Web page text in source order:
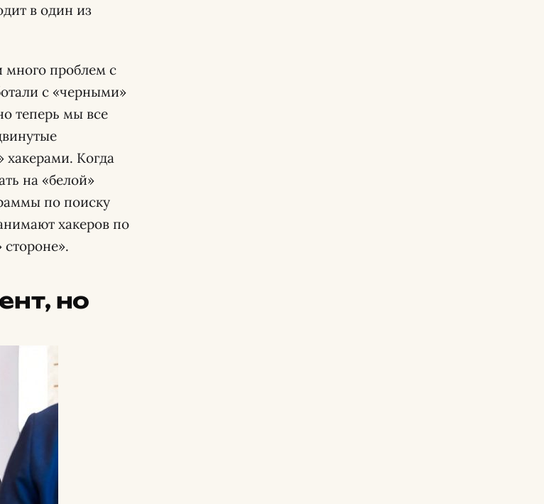
в один из
много проблем с
с «черными»
теперь мы все
Когда
на «белой»
по поиску
хакеров по
но